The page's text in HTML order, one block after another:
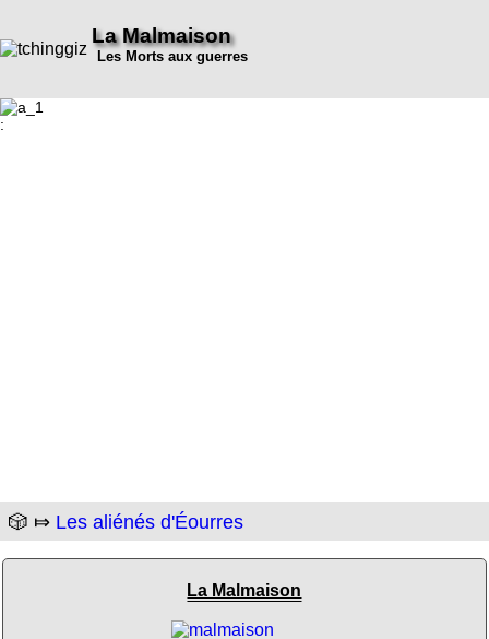
La Malmaison
Les Morts aux guerres
:
🎲 ⤇ Les aliénés d'Éourres
La Malmaison